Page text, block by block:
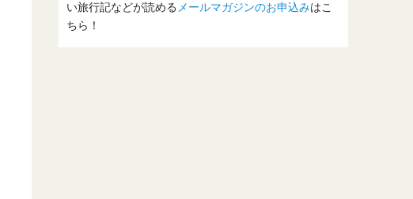
い旅行記などが読める メールマガジンのお申込みはこ
ちら！